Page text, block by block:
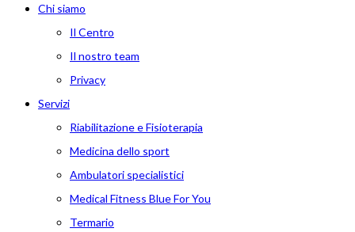
Chi siamo
Il Centro
Il nostro team
Privacy
Servizi
Riabilitazione e Fisioterapia
Medicina dello sport
Ambulatori specialistici
Medical Fitness Blue For You
Termario